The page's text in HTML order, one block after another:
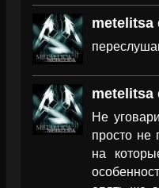
metelitsa
metelitsa
Не
просто не
на